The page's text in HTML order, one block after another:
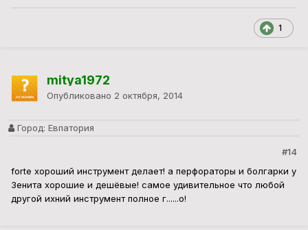
1
mitya1972
Опубликовано 2 октября, 2014
Город: Евпатория
#14
forte хороший инструмент делает! а перфораторы и болгарки у
Зенита хорошие и дешёвые! самое удивительное что любой
другой ихний инструмент полное г......о!